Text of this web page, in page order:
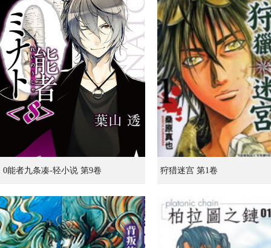
0能者九条凑-轻小说 第9卷 狩猎迷宫 第1卷